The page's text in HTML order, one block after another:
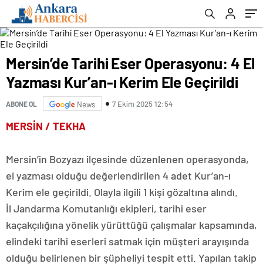
Mersin’de Tarihi Eser Operasyonu: 4 El
Yazması Kur’an-ı Kerim Ele Geçirildi
ABONE OL News 7 Ekim 2025 12:54
MERSİN / TEKHA
Mersin’in Bozyazı ilçesinde düzenlenen operasyonda,
el yazması olduğu değerlendirilen 4 adet Kur’an-ı
Kerim ele geçirildi. Olayla ilgili 1 kişi gözaltına alındı.
İl Jandarma Komutanlığı ekipleri, tarihi eser
kaçakçılığına yönelik yürüttüğü çalışmalar kapsamında,
elindeki tarihi eserleri satmak için müşteri arayışında
olduğu belirlenen bir şüpheliyi tespit etti. Yapılan takip